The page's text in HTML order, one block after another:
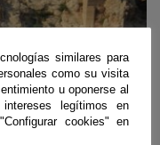
similares para
como su visita
u oponerse al
legítimos en
cookies" en